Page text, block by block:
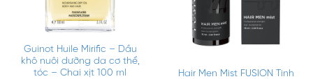
Guinot Huile Mirific – Dầu
khô nuôi dưỡng da cơ thể,
tóc – Chai xịt 100 ml
Hair Men Mist FUSION Tinh